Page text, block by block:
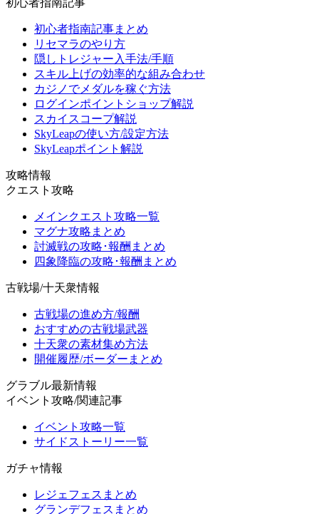
初心者指南記事
初心者指南記事まとめ
リセマラのやり方
隠しトレジャー入手法/手順
スキル上げの効率的な組み合わせ
カジノでメダルを稼ぐ方法
ログインポイントショップ解説
スカイスコープ解説
SkyLeapの使い方/設定方法
SkyLeapポイント解説
攻略情報
クエスト攻略
メインクエスト攻略一覧
マグナ攻略まとめ
討滅戦の攻略･報酬まとめ
四象降臨の攻略･報酬まとめ
古戦場/十天衆情報
古戦場の進め方/報酬
おすすめの古戦場武器
十天衆の素材集め方法
開催履歴/ボーダーまとめ
グラブル最新情報
イベント攻略/関連記事
イベント攻略一覧
サイドストーリー一覧
ガチャ情報
レジェフェスまとめ
グランデフェスまとめ